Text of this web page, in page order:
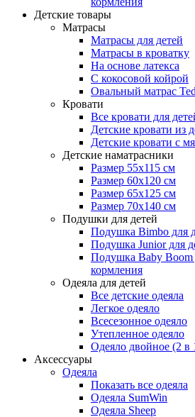
Детские товары
Матрасы
Матрасы для детей
Матрасы в кроватку
На основе латекса
С кокосовой койрой
Овальный матрас
Кровати
Все кровати для
Детские кровати из
Детские кровати с
Детские наматрасники
Размер 55x115 см
Размер 60x120 см
Размер 65x125 см
Размер 70x140 см
Подушки для детей
Подушка Bimbo для
Подушка Junior для
Подушка Baby Boom
кормления
Одеяла для детей
Все детские одеяла
Легкое одеяло
Всесезонное одеяло
Утепленное одеяло
Одеяло двойное (2 в
Аксессуары
Одеяла
Показать все одеяла
Одеяла SumWin
Одеяла Sheep